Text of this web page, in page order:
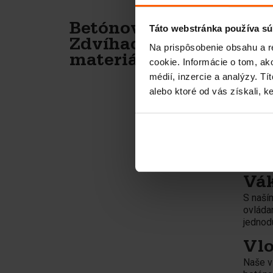
Táto webstránka používa
Na prispôsobenie obsahu a
cookie. Informácie o tom,
médií, inzercie a analýzy.
alebo ktoré od vás získali,
Betónové dosky
Zdvíhacie
materiály
S
Naše